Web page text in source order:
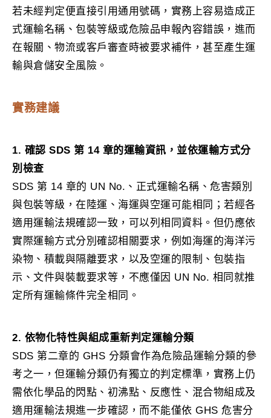
若未經判定便直接引用通用號碼，實務上容易造成正
式運輸名稱、包裝等級或危險品申報內容錯誤，進而
在報關、物流或客戶審查時被要求補件，甚至產生運
輸與倉儲安全風險。
實務建議
1. 確認 SDS 第 14 章的運輸資訊，並依運輸方式分
別檢查
SDS 第 14 章的 UN No.、正式運輸名稱、危害類別
與包裝等級，在陸運、海運與空運可能相同；若經各
適用運輸法規確認一致，可以列相同資料。但仍應依
實際運輸方式分別確認相關要求，例如海運的海洋污
染物、積載與隔離要求，以及空運的限制、包裝指
示、文件與裝載要求等，不應僅因 UN No. 相同就推
定所有運輸條件完全相同。
2. 依物化特性與組成重新判定運輸分類
SDS 第二章的 GHS 分類會作為危險品運輸分類的參
考之一，但運輸分類仍有獨立的判定標準，實務上仍
需依化學品的閃點、初沸點、反應性、混合物組成及
適用運輸法規進一步確認，而不能僅依 GHS 危害分